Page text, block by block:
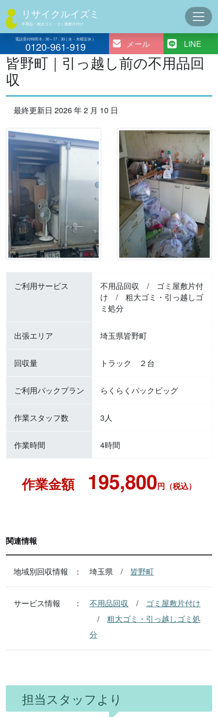
ン
テ
ツ
ス
キ
ッ
リサイクルイズミ
不用品・粗大ゴミ・ゴミ屋敷片付け
電話受付時間 8：30～17：30 ( 水・木曜定休 )
0120-961-919 メール LINE
皆野町｜引っ越し前の不用品回
収
最終更新日 2026 年 2 月 10 日
ご利用サービス 不用品回収 / ゴミ屋敷片付
け / 粗大ゴミ・引っ越しゴ
ミ処分
出張エリア 埼玉県皆野町
回収量 トラック ２台
ご利用パックプラン らくらくパックビッグ
作業スタッフ数 3人
作業時間 4時間
作業金額 195,800円（税込）
関連情報
地域別回収情報 埼玉県 皆野町
サービス情報 不用品回収
ゴミ屋敷片付け
粗大ゴミ・引っ越しゴミ処
分
担当スタッフより